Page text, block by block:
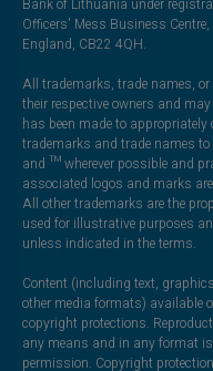
Bank of Lithuania under
Officers' Mess Business
England, CB22 4QH.
All trademarks, trade names,
their respective owners and
has been made to
trademarks and trade names
and ™ wherever possible and
associated logos and marks
All other trademarks are the
used for illustrative purposes
unless indicated in the terms.
Content (including text,
other media formats) available
copyright protections.
any means and in any format
permission. Copyright